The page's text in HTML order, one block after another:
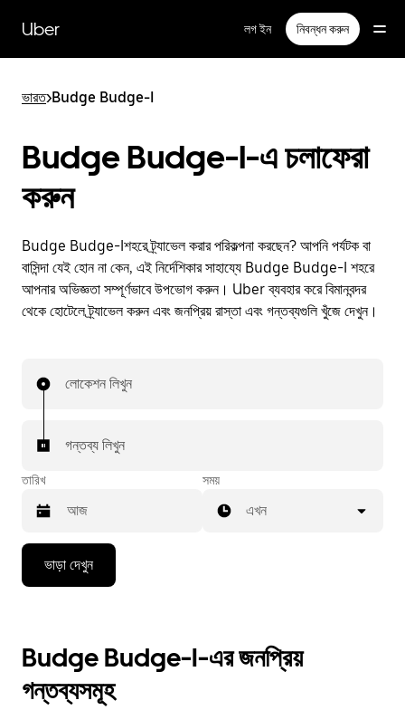
প্রধান
বিষয়সূচিতে
Uber লগ ইন নিবন্ধন করুন
ভারত>Budge Budge-I
Budge Budge-I-এ চলাফেরা
করুন
Budge Budge-Iশহরে ট্র্যাভেল করার পরিকল্পনা করছেন? আপনি পর্যটক বা
বাসিন্দা যেই হোন না কেন, এই নির্দেশিকার সাহায্যে Budge Budge-I শহরে
আপনার অভিজ্ঞতা সম্পূর্ণভাবে উপভোগ করুন। Uber ব্যবহার করে বিমানবন্দর
থেকে হোটেলে ট্র্যাভেল করুন এবং জনপ্রিয় রাস্তা এবং গন্তব্যগুলি খুঁজে দেখুন।
লোকেশন লিখুন
গন্তব্য লিখুন
তারিখ
Press
down
interact
with
the
calendar
সময়
এখন
ভাড়া দেখুন
Budge Budge-I-এর জনপ্রিয়
গন্তব্যসমূহ